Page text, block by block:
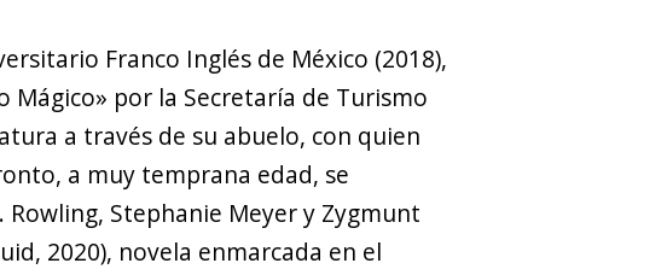
Franco Inglés de México (2018),
Mágico» por la Secretaría de Turismo
a través de su abuelo, con quien
a muy temprana edad, se
Stephanie Meyer y Zygmunt
2020), novela enmarcada en el